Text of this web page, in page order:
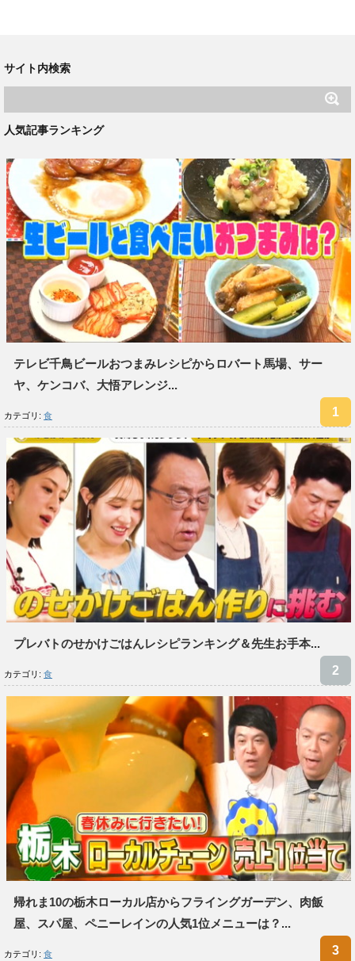
サイト内検索
人気記事ランキング
テレビ千鳥ビールおつまみレシピからロバート馬場、サー
ヤ、ケンコバ、大悟アレンジ...
カテゴリ: 食
プレバトのせかけごはんレシピランキング＆先生お手本...
カテゴリ: 食
帰れま10の栃木ローカル店からフライングガーデン、肉飯
屋、スパ屋、ペニーレインの人気1位メニューは？...
カテゴリ: 食